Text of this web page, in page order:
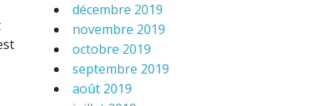
décembre 2019
novembre 2019
octobre 2019
septembre 2019
août 2019